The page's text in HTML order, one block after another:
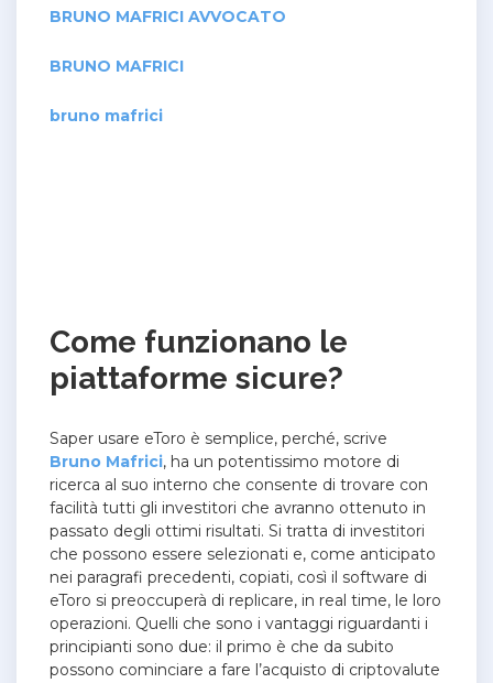
BRUNO MAFRICI AVVOCATO
BRUNO MAFRICI
bruno mafrici
Come funzionano le
piattaforme sicure?
Saper usare eToro è semplice, perché, scrive
Bruno Mafrici, ha un potentissimo motore di
ricerca al suo interno che consente di trovare con
facilità tutti gli investitori che avranno ottenuto in
passato degli ottimi risultati. Si tratta di investitori
che possono essere selezionati e, come anticipato
nei paragrafi precedenti, copiati, così il software di
eToro si preoccuperà di replicare, in real time, le loro
operazioni. Quelli che sono i vantaggi riguardanti i
principianti sono due: il primo è che da subito
possono cominciare a fare l’acquisto di criptovalute